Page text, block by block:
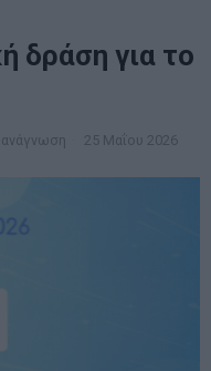
δράση για το
ανάγνωση 25 Μαΐου 2026